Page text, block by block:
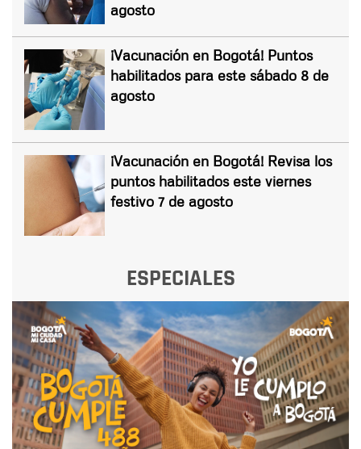
agosto
¡Vacunación en Bogotá! Puntos
habilitados para este sábado 8 de
agosto
¡Vacunación en Bogotá! Revisa los
puntos habilitados este viernes
festivo 7 de agosto
ESPECIALES